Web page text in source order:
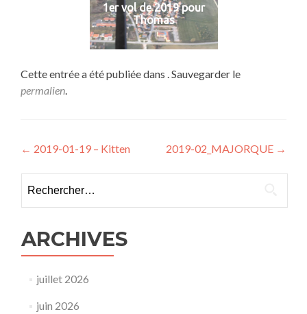
1er vol de 2019 pour
Thomas
Cette entrée a été publiée dans . Sauvegarder le
permalien.
Navigation
de
l’article
← 2019-01-19 – Kitten 2019-02_MAJORQUE →
ARCHIVES
juillet 2026
juin 2026